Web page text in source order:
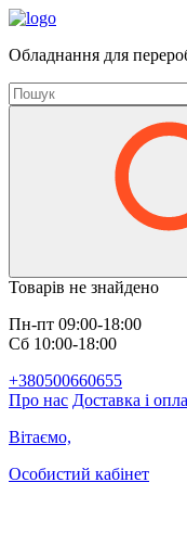
Обладнання для
Товарів не знайдено
Пн-пт 09:00-18:00
Сб 10:00-18:00
+380500660655
Про нас Доставка і
Вітаємо,
Особистий кабінет